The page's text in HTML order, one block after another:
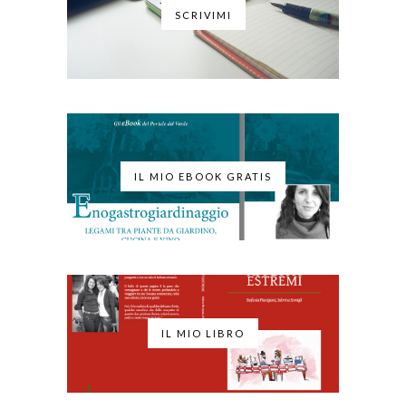
SCRIVIMI
IL MIO EBOOK GRATIS
IL MIO LIBRO